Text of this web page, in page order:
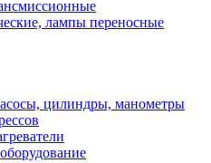
лампы переносные
цилиндры, манометры